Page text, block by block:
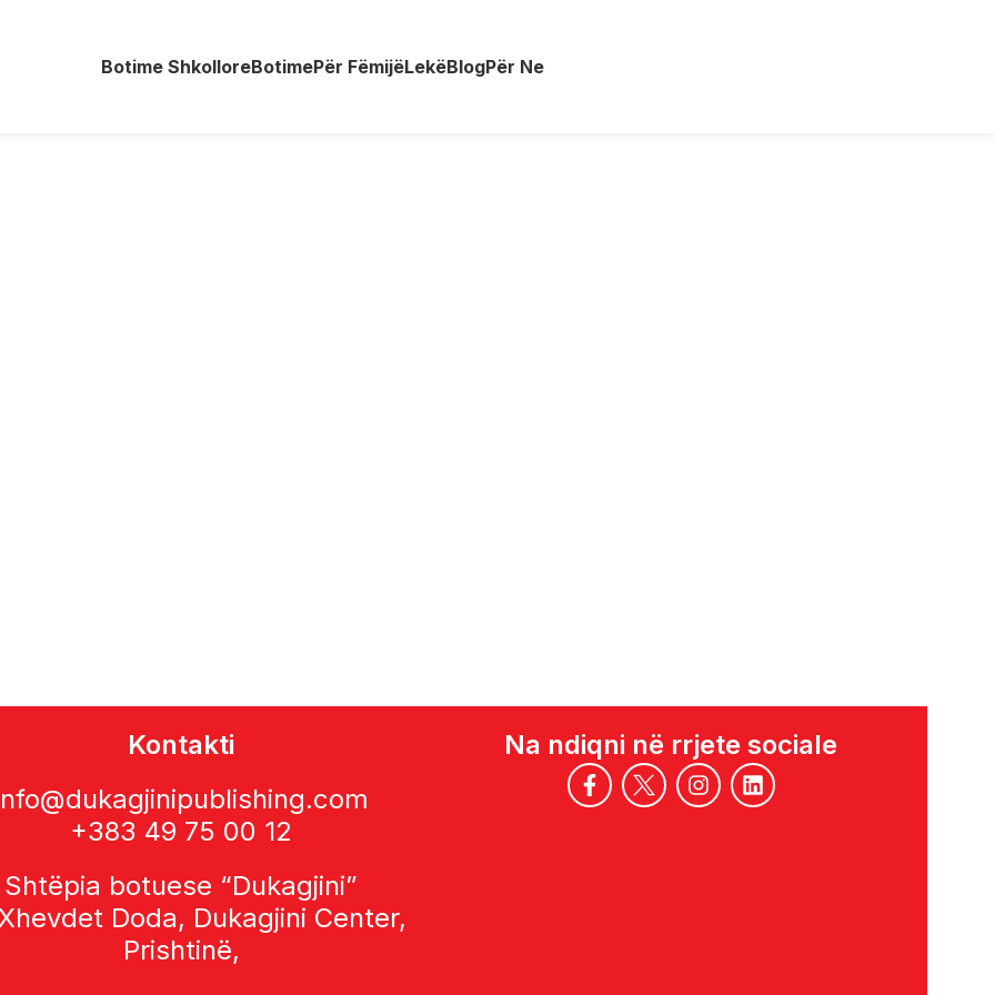
Botime ShkolloreBotimePër FëmijëLekëBlogPër Ne
Kontakti
+383 49 75 00 12
Shtëpia botuese “Dukagjini”
Doda, Dukagjini Center,
Prishtinë,
Na ndiqni në rrjete sociale